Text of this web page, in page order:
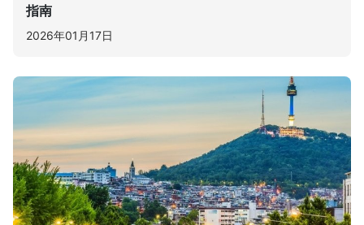
指南
2026年01月17日